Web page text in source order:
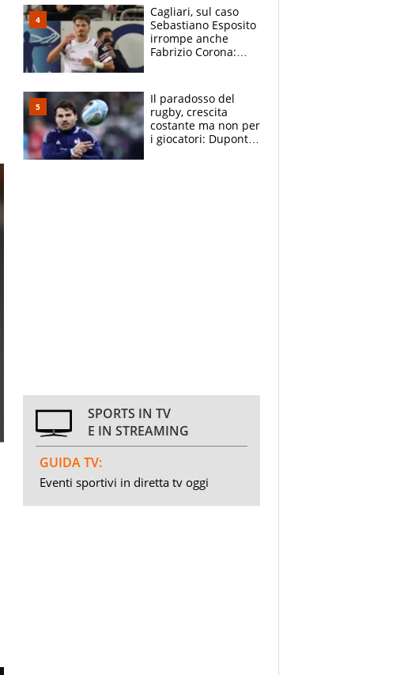
Cagliari, sul caso
Sebastiano Esposito
irrompe anche
Fabrizio Corona:
prove”
Il paradosso del
rugby, crescita
costante ma non per
i giocatori: Dupont
SPORTS IN TV
E IN STREAMING
GUIDA TV:
Eventi sportivi in diretta tv oggi